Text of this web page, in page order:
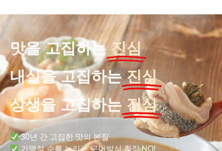
맛을 고집하는 진심
내실을 고집하는 진심
상생을 고집하는 진심
30년 간 고집한 맛의 본질
가맹점 수를 늘리는 문어발식 확장 NO!